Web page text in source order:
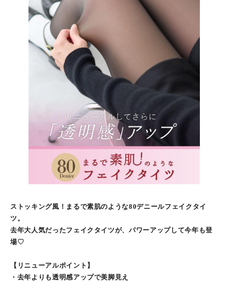
ストッキング風！まるで素肌のような80デニールフェイクタイ
ツ。
去年大人気だったフェイクタイツが、パワーアップして今年も登
場♡
【リニューアルポイント】
・去年よりも透明感アップで美脚見え